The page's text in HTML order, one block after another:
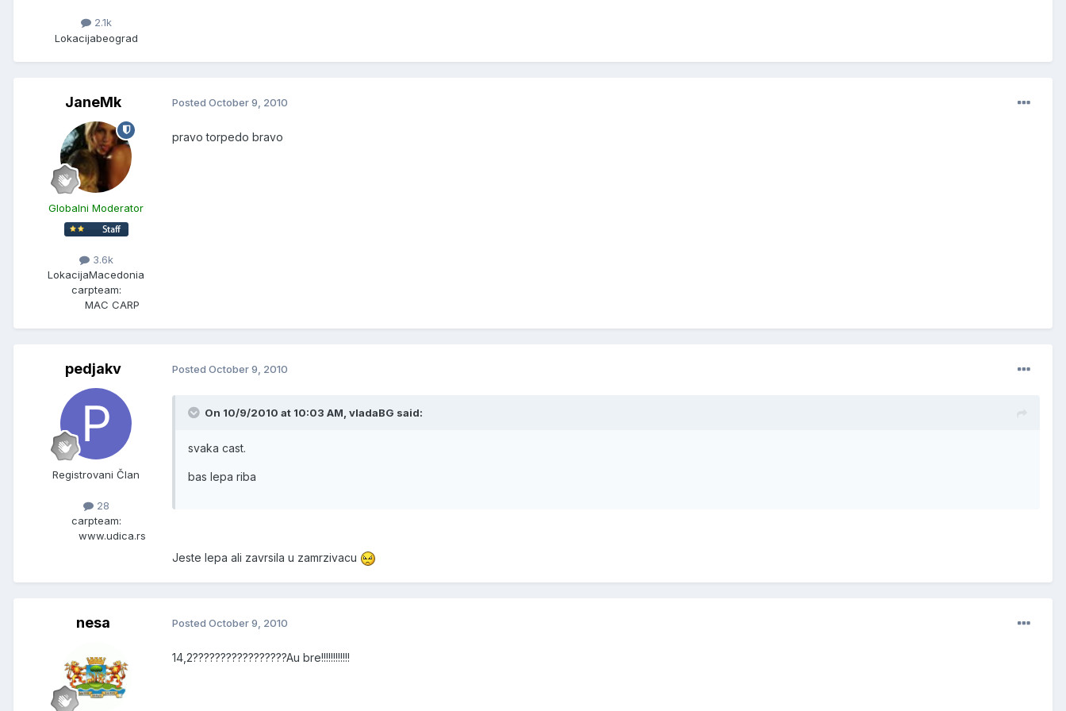
2.1k
Lokacijabeograd
JaneMk
Globalni Moderator
3.6k
LokacijaMacedonia
carpteam:
MAC CARP
Posted October 9, 2010
pravo torpedo bravo
pedjakv
Registrovani Član
28
carpteam:
www.udica.rs
Posted October 9, 2010
On 10/9/2010 at 10:03 AM, vladaBG said:
svaka cast.
bas lepa riba
Jeste lepa ali zavrsila u zamrzivacu
nesa Posted October 9, 2010
14,2?????????????????Au bre!!!!!!!!!!!!